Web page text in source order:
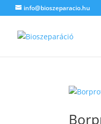
info@bioszeparacio.hu